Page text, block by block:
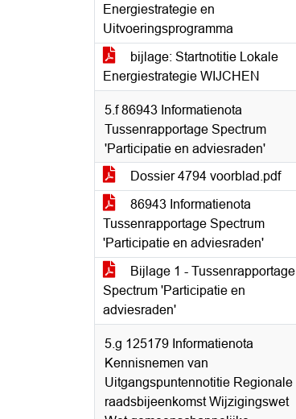
Energiestrategie en
Uitvoeringsprogramma
bijlage: Startnotitie Lokale
Energiestrategie WIJCHEN
5.f 86943 Informatienota
Tussenrapportage Spectrum
'Participatie en adviesraden'
Dossier 4794 voorblad.pdf
86943 Informatienota
Tussenrapportage Spectrum
'Participatie en adviesraden'
Bijlage 1 - Tussenrapportage
Spectrum 'Participatie en
adviesraden'
5.g 125179 Informatienota
Kennisnemen van
Uitgangspuntennotitie Regionale
raadsbijeenkomst Wijzigingswet